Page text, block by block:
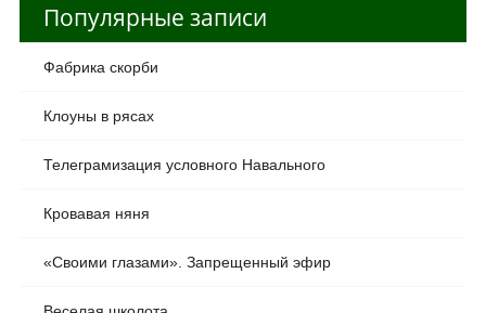
Популярные записи
Фабрика скорби
Клоуны в рясах
Телеграмизация условного Навального
Кровавая няня
«Своими глазами». Запрещенный эфир